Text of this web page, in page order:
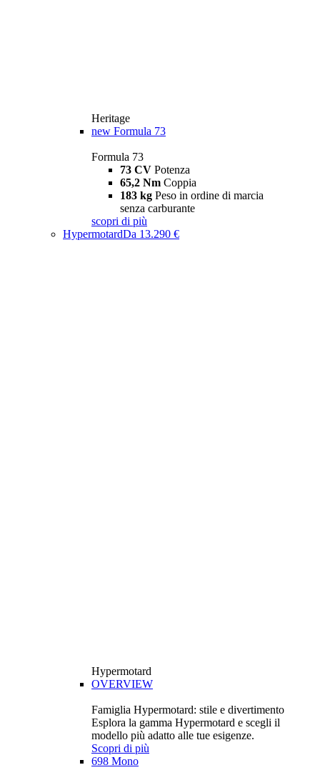
Heritage
new Formula 73
Formula 73
73 CV Potenza
65,2 Nm Coppia
183 kg Peso in ordine di marcia
senza carburante
scopri di più
HypermotardDa 13.290 €
Hypermotard
OVERVIEW
Famiglia Hypermotard: stile e divertimento
Esplora la gamma Hypermotard e scegli il
modello più adatto alle tue esigenze.
Scopri di più
698 Mono